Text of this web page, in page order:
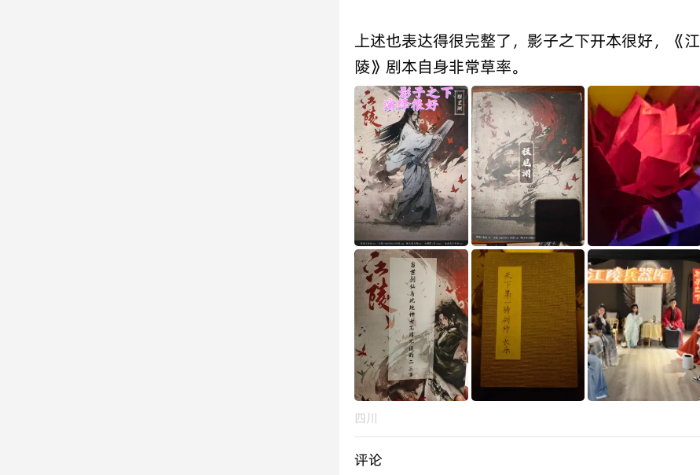
上述也表达得很完整了，影子之下开本很好，《江
陵》剧本自身非常草率。
四川
评论